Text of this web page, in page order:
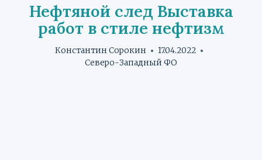
Нефтяной след Выставка
работ в стиле нефтизм
Константин Сорокин
17.04.2022
Северо-Западный ФО